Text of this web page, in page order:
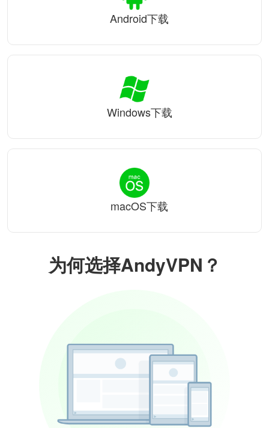
为何选择AndyVPN？
Android下载
Windows下载
macOS下载